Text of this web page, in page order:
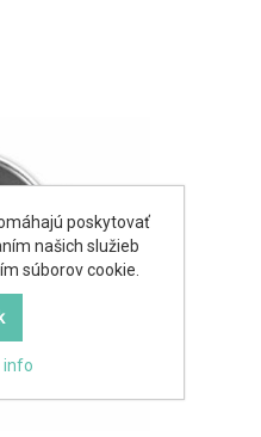
poskytovať
našich služieb
súborov cookie.
info